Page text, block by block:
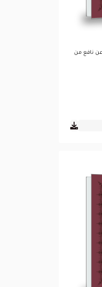
عن نافع من
-